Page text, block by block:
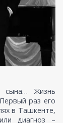
сына… Жизнь
раз его
в Ташкенте,
диагноз –